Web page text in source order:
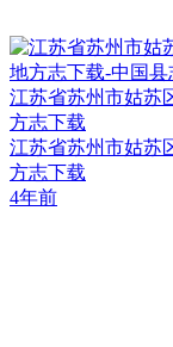
江苏省苏州市姑苏
方志下载
江苏省苏州市姑苏
方志下载
4年前